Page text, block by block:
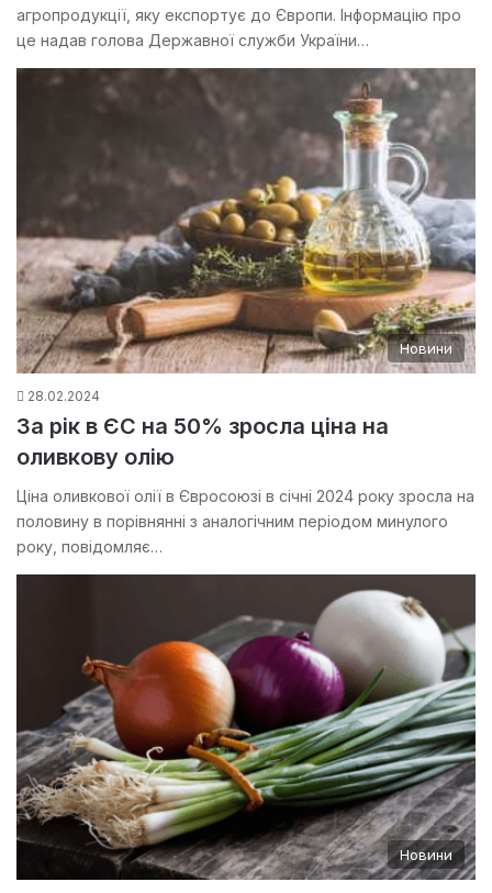
агропродукції, яку експортує до Європи. Інформацію про
це надав голова Державної служби України…
Новини
28.02.2024
За рік в ЄС на 50% зросла ціна на
оливкову олію
Ціна оливкової олії в Євросоюзі в січні 2024 року зросла на
половину в порівнянні з аналогічним періодом минулого
року, повідомляє…
Новини